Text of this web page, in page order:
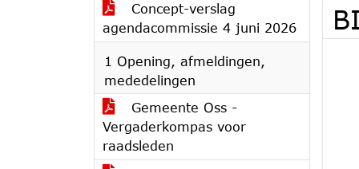
Concept-verslag
agendacommissie 4 juni 2026
1 Opening, afmeldingen,
mededelingen
Gemeente Oss -
Vergaderkompas voor
raadsleden